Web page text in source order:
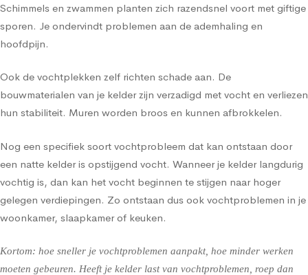
Schimmels en zwammen planten zich razendsnel voort met giftige
sporen. Je ondervindt problemen aan de ademhaling en
hoofdpijn.
Ook de vochtplekken zelf richten schade aan. De
bouwmaterialen van je kelder zijn verzadigd met vocht en verliezen
hun stabiliteit. Muren worden broos en kunnen afbrokkelen.
Nog een specifiek soort vochtprobleem dat kan ontstaan door
een natte kelder is opstijgend vocht. Wanneer je kelder langdurig
vochtig is, dan kan het vocht beginnen te stijgen naar hoger
gelegen verdiepingen. Zo ontstaan dus ook vochtproblemen in je
woonkamer, slaapkamer of keuken.
Kortom: hoe sneller je vochtproblemen aanpakt, hoe minder werken
moeten gebeuren. Heeft je kelder last van vochtproblemen, roep dan